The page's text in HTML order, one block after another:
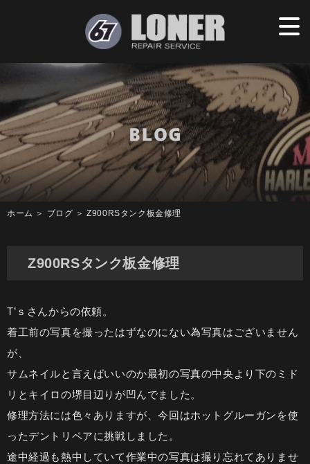
ホーム ＞ ブログ ＞ Z900RSタンク板金修理
Z900RSタンク板金修理
T’ｓさんからの依頼。
着工前の写真を撮ったはずなのにない為写真はございません
が、
サムネイルと言えばいいのか最初の写真の中央より下のミド
リとキイロの堺目辺りが凹んでました。
修理方法には色々ありますが、今回はホットグルーガンを使
ったデントリペアに挑戦しました。
途中経過も熱中していて作業中の写真は撮り忘れてありませ